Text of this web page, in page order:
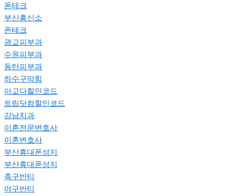
폰테크
부산흥신소
폰테크
광교피부과
수원피부과
동탄피부과
하수구막힘
아고다할인코드
트립닷컴할인코드
강남치과
이혼전문변호사
이혼변호사
부산휴대폰성지
부산휴대폰성지
축구반티
야구반티